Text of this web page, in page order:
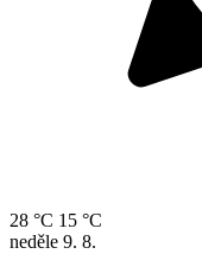
28 °C 15 °C
neděle 9. 8.